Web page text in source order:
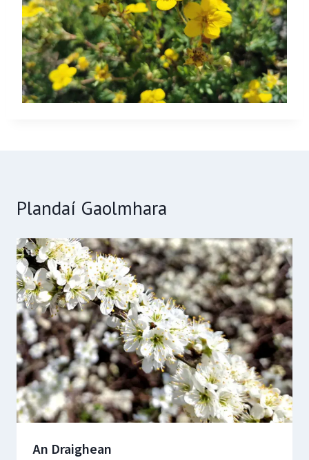
Plandaí Gaolmhara
An Draighean